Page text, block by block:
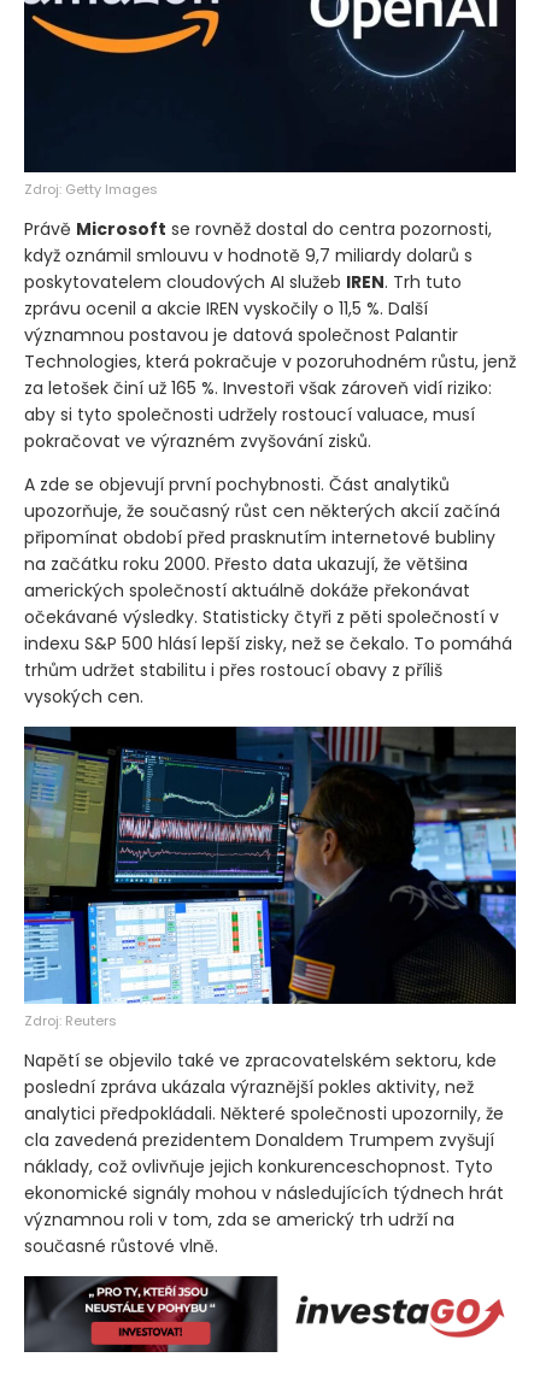
Zdroj: Getty Images
Právě Microsoft se rovněž dostal do centra pozornosti,
když oznámil smlouvu v hodnotě 9,7 miliardy dolarů s
poskytovatelem cloudových AI služeb IREN. Trh tuto
zprávu ocenil a akcie IREN vyskočily o 11,5 %. Další
významnou postavou je datová společnost Palantir
Technologies, která pokračuje v pozoruhodném růstu, jenž
za letošek činí už 165 %. Investoři však zároveň vidí riziko:
aby si tyto společnosti udržely rostoucí valuace, musí
pokračovat ve výrazném zvyšování zisků.
A zde se objevují první pochybnosti. Část analytiků
upozorňuje, že současný růst cen některých akcií začíná
připomínat období před prasknutím internetové bubliny
na začátku roku 2000. Přesto data ukazují, že většina
amerických společností aktuálně dokáže překonávat
očekávané výsledky. Statisticky čtyři z pěti společností v
indexu S&P 500 hlásí lepší zisky, než se čekalo. To pomáhá
trhům udržet stabilitu i přes rostoucí obavy z příliš
vysokých cen.
Zdroj: Reuters
Napětí se objevilo také ve zpracovatelském sektoru, kde
poslední zpráva ukázala výraznější pokles aktivity, než
analytici předpokládali. Některé společnosti upozornily, že
cla zavedená prezidentem Donaldem Trumpem zvyšují
náklady, což ovlivňuje jejich konkurenceschopnost. Tyto
ekonomické signály mohou v následujících týdnech hrát
významnou roli v tom, zda se americký trh udrží na
současné růstové vlně.